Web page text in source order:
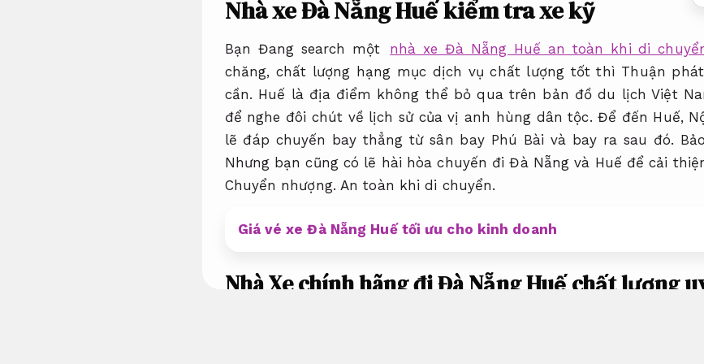
Nhà xe Đà Nẵng Huế kiểm tra xe kỹ
Bạn Đang search một nhà xe Đà Nẵng Huế an toàn khi di
chăng, chất lượng hạng mục dịch vụ chất lượng tốt thì Thuận
cần. Huế là địa điểm không thể bỏ qua trên bản đồ du lịch Việt
để nghe đôi chút về lịch sử của vị anh hùng dân tộc. Để đến Huế,
lẽ đáp chuyến bay thẳng từ sân bay Phú Bài và bay ra sau đó.
Nhưng bạn cũng có lẽ hài hòa chuyến đi Đà Nẵng và Huế để cải
Chuyển nhượng. An toàn khi di chuyển.
Giá vé xe Đà Nẵng Huế tối ưu cho kinh doanh
Nhà Xe chính hãng đi Đà Nẵng Huế chất lượng